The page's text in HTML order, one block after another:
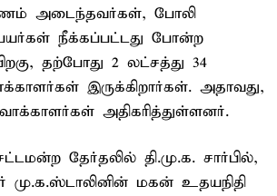
அடைந்தவர்கள், போலி
நீக்கப்பட்டது போன்ற
தற்போது 2 லட்சத்து 34
இருக்கிறார்கள். அதாவது,
அதிகரித்துள்ளனர்.
தேர்தலில் தி.மு.க. சார்பில்,
மு.க.ஸ்டாலினின் மகன் உதயநிதி